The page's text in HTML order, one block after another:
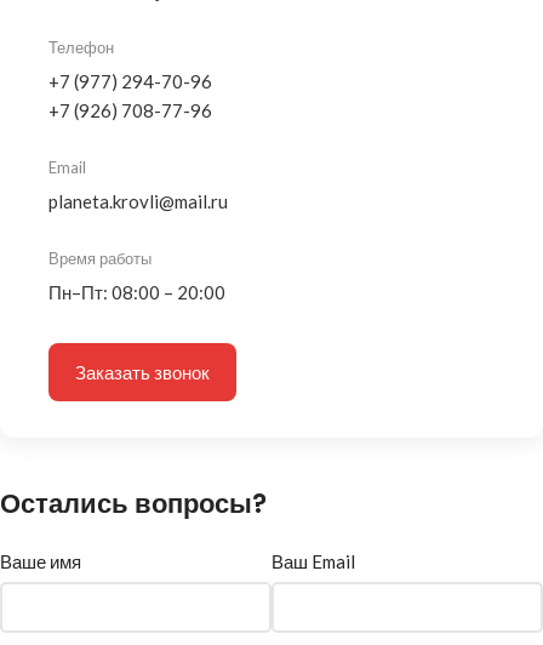
Телефон
+7 (977) 294-70-96
+7 (926) 708-77-96
Email
planeta.krovli@mail.ru
Время работы
Пн–Пт: 08:00 – 20:00
Заказать звонок
Остались вопросы?
Ваше имя Ваш Email